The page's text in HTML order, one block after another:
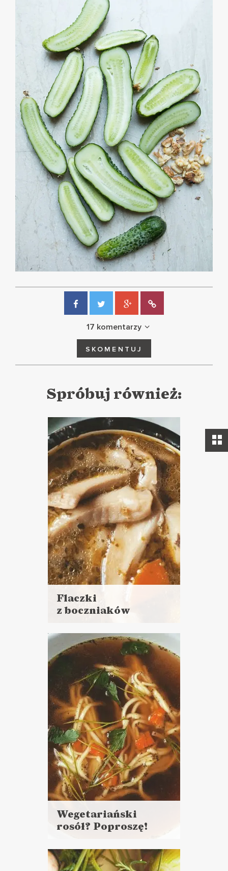
17 komentarzy
SKOMENTUJ
Spróbuj również:
Flaczki
z boczniaków
więcej
Czas przygotowania:
do godziny
ZUPY
MAŁO SKŁADNIKÓW 9️⃣
ROZGRZEWAJĄCE
PRZEPISY ?
TYDZIEŃ WEGANIZMU ✌?
Wegetariański
rosół? Poproszę!
więcej
Czas przygotowania: powyżej
godziny